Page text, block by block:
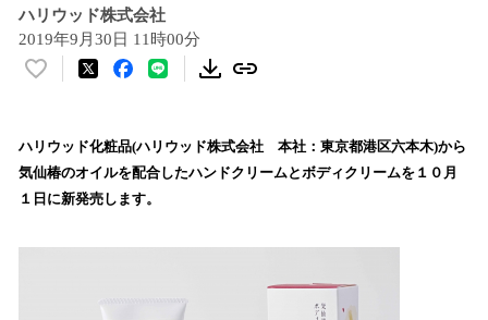
ハリウッド株式会社
2019年9月30日 11時00分
い
！
数
を
ハリウッド化粧品(ハリウッド株式会社 本社：東京都港区六本木)から
気仙椿のオイルを配合したハンドクリームとボディクリームを１０月
１日に新発売します。